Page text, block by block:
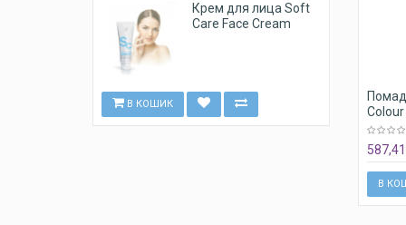
Крем для лица Soft
Care Face Cream
В КОШИК В
Berry
В